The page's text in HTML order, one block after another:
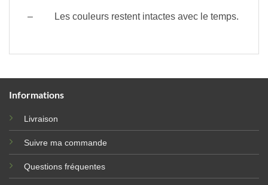
– Les couleurs restent intactes avec le temps.
Informations
Livraison
Suivre ma commande
Questions fréquentes